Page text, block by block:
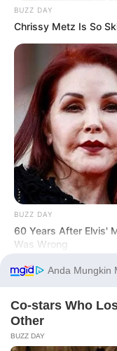
PRIVACY POLICY
BUZZ DAY
Chrissy Metz Is So
BUZZ DAY
60 Years After Elvis'
Was Wrong
Before You Go